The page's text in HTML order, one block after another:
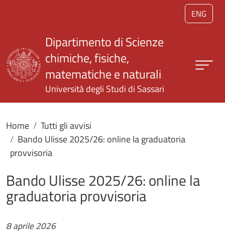
Salta al contenuto principale
ENG
Dipartimento di Scienze
chimiche, fisiche,
matematiche e naturali
Università degli Studi di Sassari
Home
Tutti gli avvisi
Bando Ulisse 2025/26: online la graduatoria
provvisoria
Bando Ulisse 2025/26: online la
graduatoria provvisoria
8 aprile 2026